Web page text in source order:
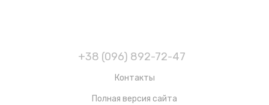
+38 (096) 892-72-47
Контакты
Полная версия сайта